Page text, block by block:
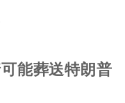
能葬送特朗普